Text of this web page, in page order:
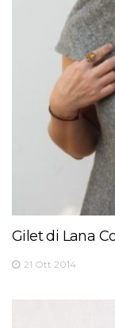
Gilet di Lana
21 Ott 2014